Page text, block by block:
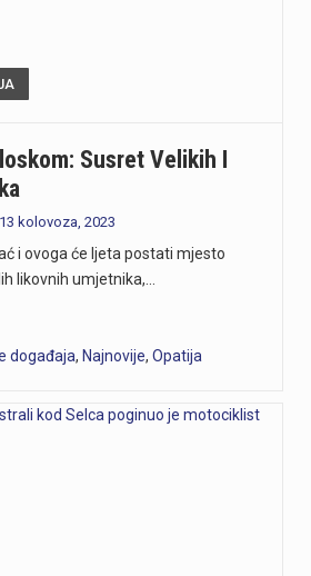
Susret Velikih I
13 kolovoza, 2023
i ovoga će ljeta postati mjesto
likovnih umjetnika,…
događaja, Najnovije, Opatija